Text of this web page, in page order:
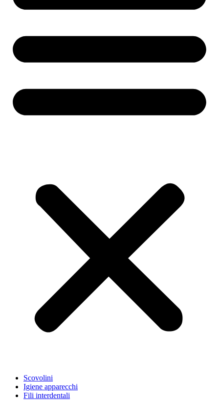
Scovolini
Igiene apparecchi
Fili interdentali